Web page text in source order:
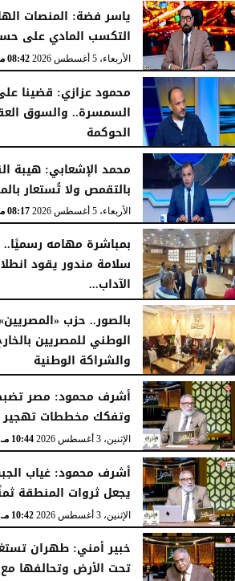
ياسر فضة: المنصات
التكسب المادي على
الأربعاء، 5 أغسطس 2026 08:42 مـ
محمود عزازي: قضينا
السمسرة.. والسوق
الحوكمة
الأربعاء، 5 أغسطس 2026
محمد الإشعابي: هيبة
بالتقمص ولا تُستعار
الأربعاء، 5 أغسطس 2026 08:17 مـ
بمباشرة مهامه
سلامة مندور يقود
الآداب...
الأربعاء، 5 أغسطس 2026
بالصور.. حزب
الوطني للمصريين
والشراكة الوطنية
الثلاثاء، 4 أغسطس 2026
أشرف محمود: مصر
وتفكك مخططات تهجير
الإثنين، 3 أغسطس 2026 10:44 مـ
أشرف محمود: غياب
يجعل ثروات المنطقة
الإثنين، 3 أغسطس 2026 10:42 مـ
خبير أمني: طهران
تحت الأرض وتحالفها